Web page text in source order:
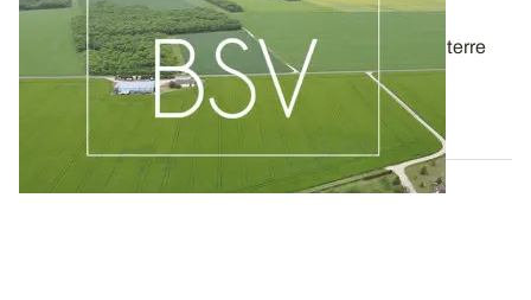
Grandes cultures / Pommes de terre
Aujourd'hui, le BSV Grandes cultures / Pommes de terre
n°26 est disponible pour la région...